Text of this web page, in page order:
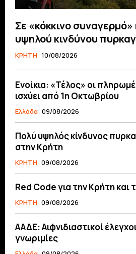
Σε «κόκκινο
υψηλού κινδύνου
ΚΡΗΤΗ 10/08/2026
Ενοίκια: «Τέλος» οι
ισχύει από 1η Οκτωβρίου
Ελλάδα 09/08/2026
Πολύ υψηλός κίνδυνος
στην Κρήτη
ΚΡΗΤΗ 09/08/2026
Red Code για την Κρήτη και
ΚΡΗΤΗ 09/08/2026
ΑΑΔΕ: Αιφνιδιαστικοί
γνωριμίες